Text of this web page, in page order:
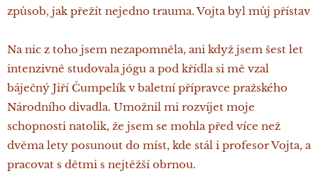
způsob, jak přežít nejedno trauma. Vojta byl můj přístav
Na nic z toho jsem nezapomněla, ani když jsem šest let
intenzivně studovala jógu a pod křídla si mě vzal
báječný Jiří Čumpelík v baletní přípravce pražského
Národního divadla. Umožnil mi rozvíjet moje
schopnosti natolik, že jsem se mohla před více než
dvěma lety posunout do míst, kde stál i profesor Vojta, a
pracovat s dětmi s nejtěžší obrnou.